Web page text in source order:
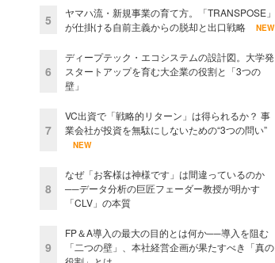
5
ヤマハ流・新規事業の育て方。「TRANSPOSE」
が仕掛ける自前主義からの脱却と出口戦略
NEW
6
ディープテック・エコシステムの設計図。大学発
スタートアップを育む大企業の役割と「3つの
壁」
7
VC出資で「戦略的リターン」は得られるか？ 事
業会社が投資を無駄にしないための“3つの問い”
NEW
8
なぜ「お客様は神様です」は間違っているのか
──データ分析の巨匠フェーダー教授が明かす
「CLV」の本質
9
FP＆A導入の最大の目的とは何か──導入を阻む
「二つの壁」、本社経営企画が果たすべき「真の